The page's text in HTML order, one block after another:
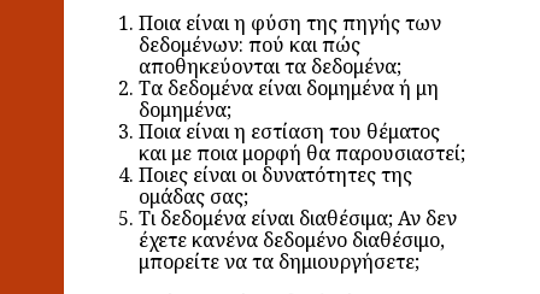
Ποια είναι η φύση της πηγής των
δεδομένων: πού και πώς
αποθηκεύονται τα δεδομένα;
Τα δεδομένα είναι δομημένα ή μη
δομημένα;
Ποια είναι η εστίαση του θέματος
και με ποια μορφή θα παρουσιαστεί;
Ποιες είναι οι δυνατότητες της
ομάδας σας;
Τι δεδομένα είναι διαθέσιμα; Αν δεν
έχετε κανένα δεδομένο διαθέσιμο,
μπορείτε να τα δημιουργήσετε;